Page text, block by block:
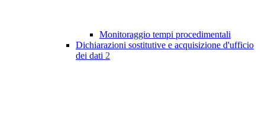
Monitoraggio tempi procedimentali
Dichiarazioni sostitutive e acquisizione d'ufficio
dei dati 2